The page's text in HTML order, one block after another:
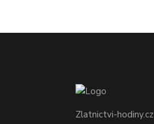
Zlatnictvi-hodiny.cz